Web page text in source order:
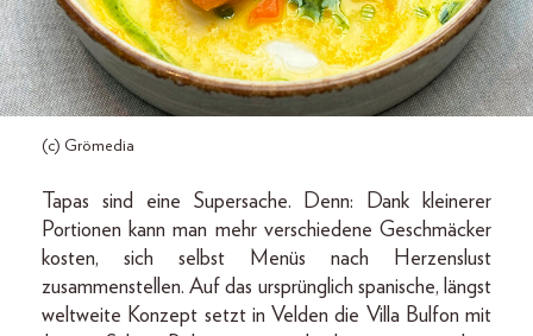
(c) Grömedia
Tapas sind eine Supersache. Denn: Dank kleinerer
Portionen kann man mehr verschiedene Geschmäcker
kosten, sich selbst Menüs nach Herzenslust
zusammenstellen. Auf das ursprünglich spanische, längst
weltweite Konzept setzt in Velden die Villa Bulfon mit